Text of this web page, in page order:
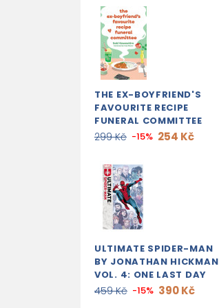
THE EX-BOYFRIEND'S
FAVOURITE RECIPE
FUNERAL COMMITTEE
299 Kč -15% 254 Kč
ULTIMATE SPIDER-MAN
BY JONATHAN HICKMAN
VOL. 4: ONE LAST DAY
459 Kč -15% 390 Kč